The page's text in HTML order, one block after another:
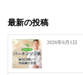
最新の投稿
2026年6月1日